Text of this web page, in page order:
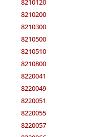
8210120
8210200
8210300
8210500
8210510
8210800
8220041
8220049
8220051
8220055
8220057